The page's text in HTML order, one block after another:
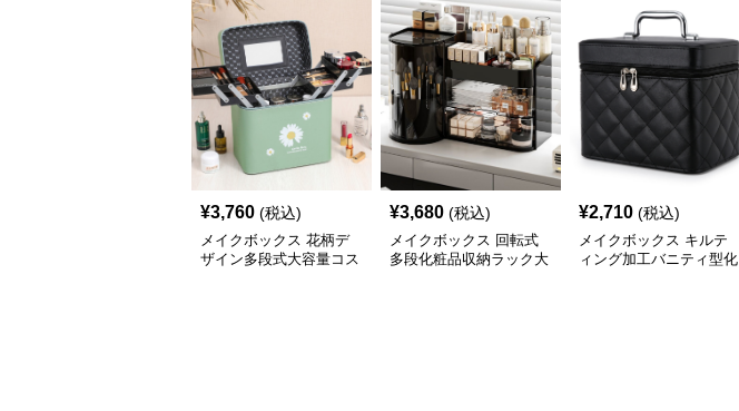
¥3,760 (税込)
メイクボックス 花柄デ
ザイン多段式大容量コス
¥3,680 (税込)
メイクボックス 回転式
多段化粧品収納ラック大
¥2,710 (税込)
メイクボックス キルテ
ィング加工バニティ型化